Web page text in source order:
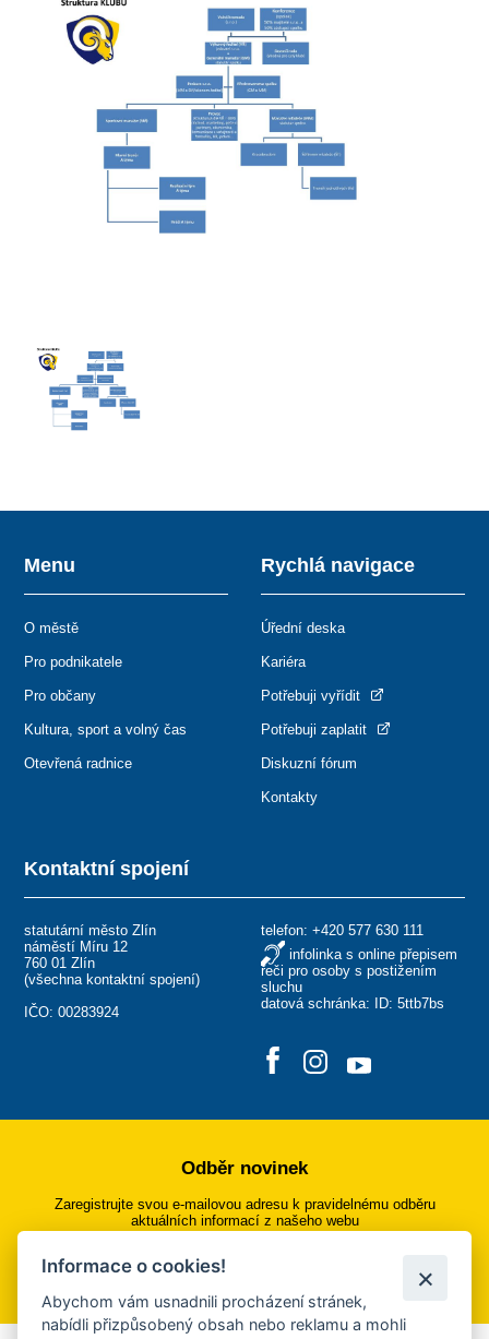
Kontaktní spojení
statutární město Zlín
náměstí Míru 12
760 01 Zlín
(všechna kontaktní spojení)
IČO: 00283924
telefon: +420 577 630 111
infolinka s online přepisem
řeči pro osoby s postižením
sluchu
datová schránka: ID: 5ttb7bs
Menu
O městě
Pro podnikatele
Pro občany
Kultura, sport a volný čas
Otevřená radnice
Rychlá navigace
Úřední deska
Kariéra
Potřebuji vyřídit
Potřebuji zaplatit
Diskuzní fórum
Kontakty
Odběr novinek
Zaregistrujte svou e-mailovou adresu k pravidelnému odběru
aktuálních informací z našeho webu
Přihlásit se k odběru
Informace o cookies!
Abychom vám usnadnili procházení stránek,
nabídli přizpůsobený obsah nebo reklamu a mohli